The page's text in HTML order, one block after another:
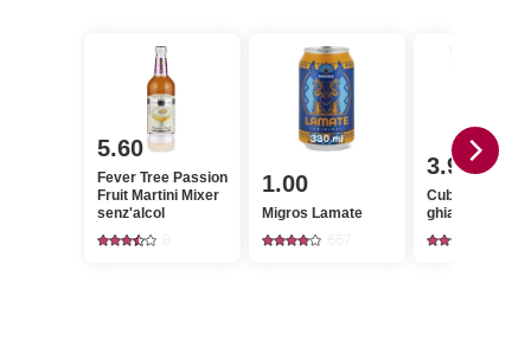
5.60
Fever Tree Passion
Fruit Martini Mixer
senz'alcol
1.00
Migros Lamate
3.90
Cubers Cubetti di
ghiaccio